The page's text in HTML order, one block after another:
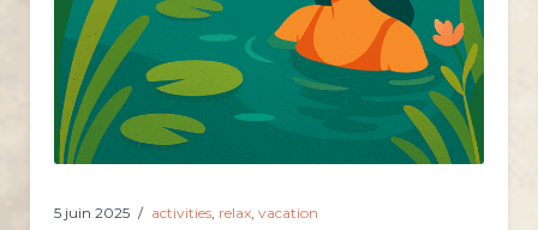
5 juin 2025 activities, relax, vacation